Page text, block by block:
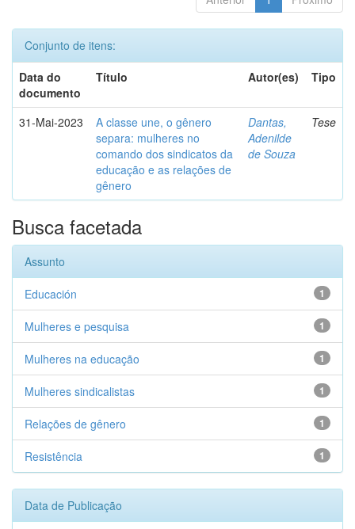
Conjunto de itens:
Data do
documento
Título Autor(es) Tipo
31-Mai-2023
A classe une, o gênero
separa: mulheres no
comando dos sindicatos da
educação e as relações de
gênero
Dantas,
Adenilde
de Souza
Tese
Busca facetada
Assunto
1
Educación
1
Mulheres e pesquisa
1
Mulheres na educação
1
Mulheres sindicalistas
1
Relações de gênero
1
Resistência
Data de Publicação